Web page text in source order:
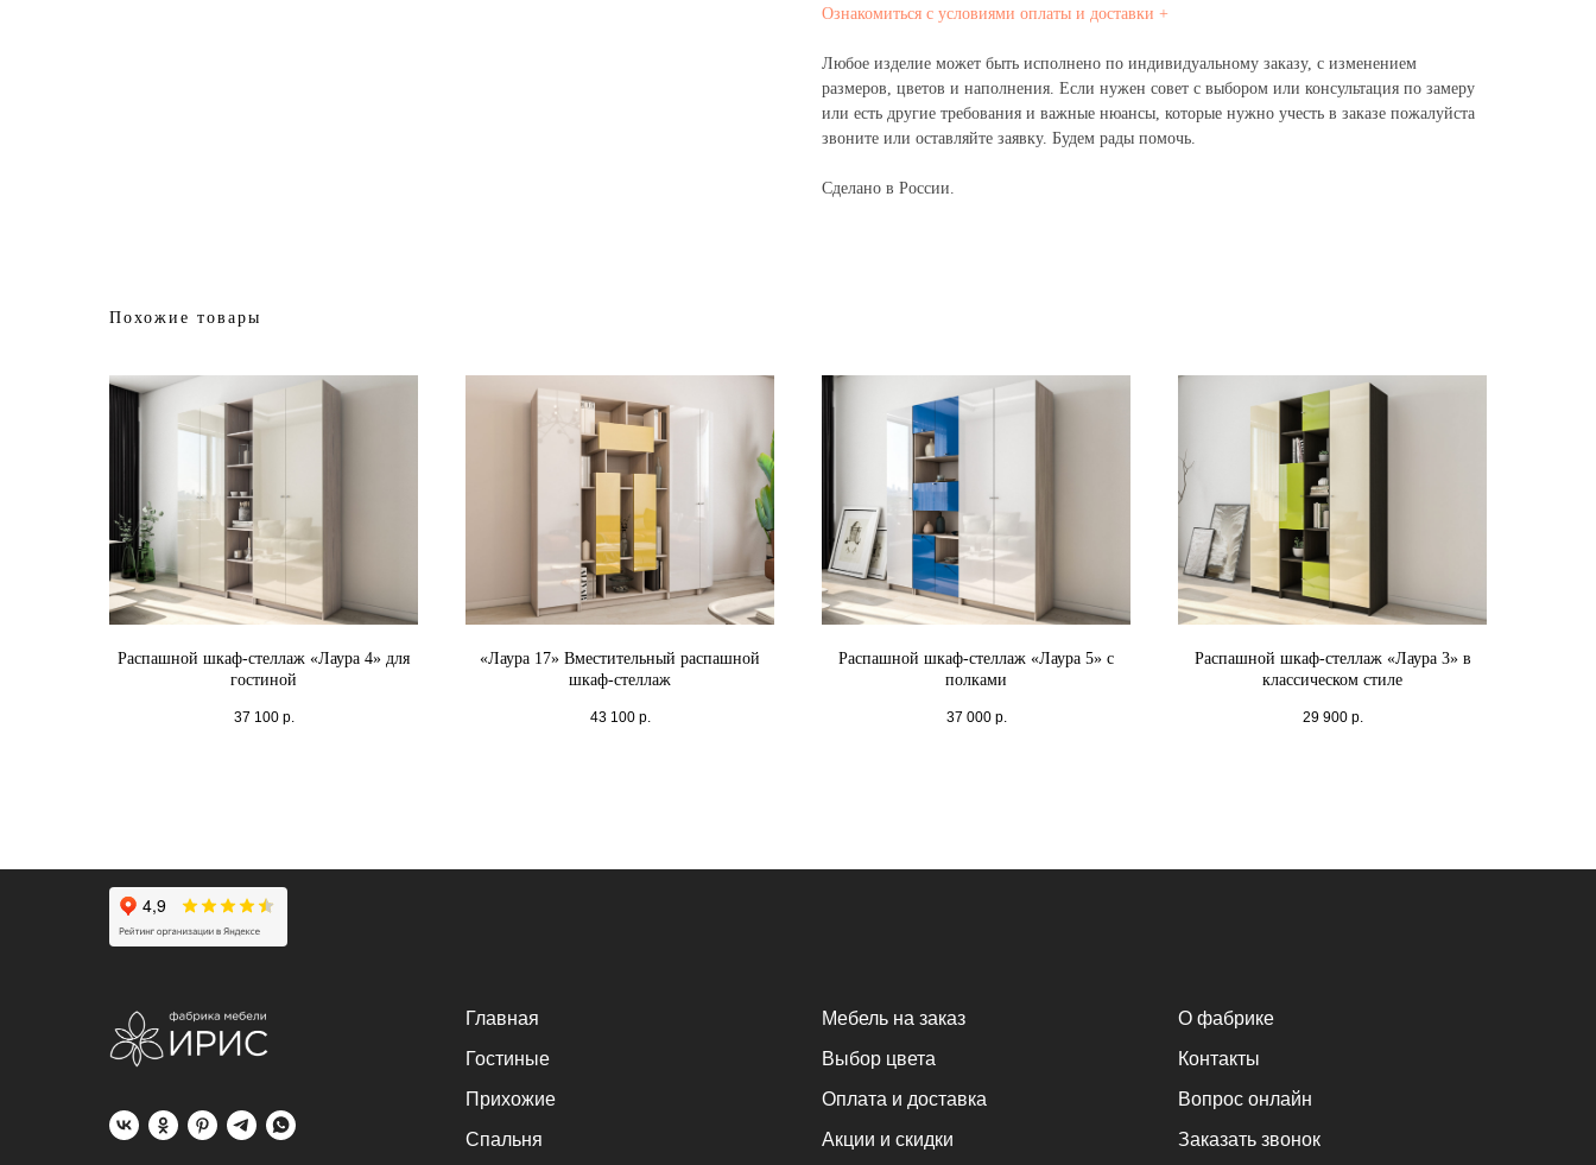
Ознакомиться с условиями оплаты и доставки +
Любое изделие может быть исполнено по индивидуальному заказу, с изменением
размеров, цветов и наполнения. Если нужен совет с выбором или консультация по замеру
или есть другие требования и важные нюансы, которые нужно учесть в заказе пожалуйста
звоните или оставляйте заявку. Будем рады помочь.
Сделано в России.
Похожие товары
Распашной шкаф-стеллаж «Лаура 4» для
гостиной
37 100 р.
«Лаура 17» Вместительный распашной
шкаф-стеллаж
43 100 р.
Распашной шкаф-стеллаж «Лаура 5» с
полками
37 000 р.
Распашной шкаф-стеллаж «Лаура 3» в
классическом стиле
29 900 р.
Главная
Гостиные
Прихожие
Спальня
Мебель на заказ
Выбор цвета
Оплата и доставка
Акции и скидки
О фабрике
Контакты
Вопрос онлайн
Заказать звонок